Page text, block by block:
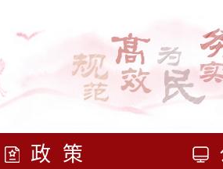
政策